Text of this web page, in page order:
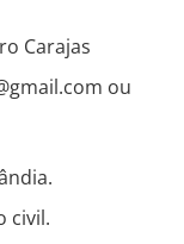
Carajas
ou
civil.